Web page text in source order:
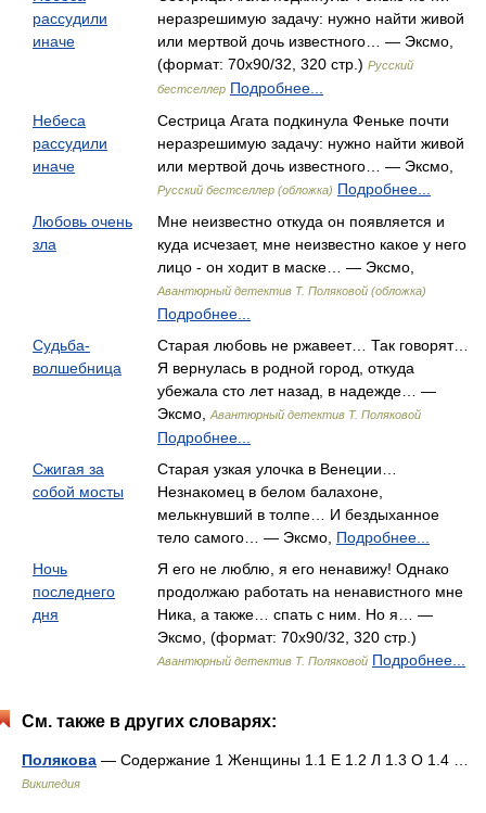
рассудили
иначе
неразрешимую задачу: нужно найти живой
или мертвой дочь известного… — Эксмо,
(формат: 70x90/32, 320 стр.) Русский
бестселлер Подробнее...
Небеса
рассудили
иначе
Сестрица Агата подкинула Феньке почти
неразрешимую задачу: нужно найти живой
или мертвой дочь известного… — Эксмо,
Русский бестселлер (обложка) Подробнее...
Любовь очень
зла
Мне неизвестно откуда он появляется и
куда исчезает, мне неизвестно какое у него
лицо - он ходит в маске… — Эксмо,
Авантюрный детектив Т. Поляковой (обложка)
Подробнее...
Судьба-
волшебница
Старая любовь не ржавеет… Так говорят…
Я вернулась в родной город, откуда
убежала сто лет назад, в надежде… —
Эксмо,
Авантюрный детектив Т. Поляковой
Подробнее...
Сжигая за
собой мосты
Старая узкая улочка в Венеции…
Незнакомец в белом балахоне,
мелькнувший в толпе… И бездыханное
тело самого… — Эксмо, Подробнее...
Ночь
последнего
дня
Я его не люблю, я его ненавижу! Однако
продолжаю работать на ненавистного мне
Ника, а также… спать с ним. Но я… —
Эксмо, (формат: 70x90/32, 320 стр.)
Авантюрный детектив Т. Поляковой Подробнее...
См. также в других словарях:
Полякова — Содержание 1 Женщины 1.1 Е 1.2 Л 1.3 О 1.4 …
Википедия